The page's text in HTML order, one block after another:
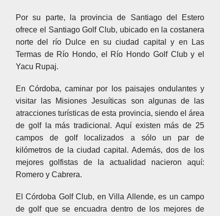
Por su parte, la provincia de Santiago del Estero
ofrece el Santiago Golf Club, ubicado en la costanera
norte del río Dulce en su ciudad capital y en Las
Termas de Río Hondo, el Río Hondo Golf Club y el
Yacu Rupaj.
En Córdoba, caminar por los paisajes ondulantes y
visitar las Misiones Jesuíticas son algunas de las
atracciones turísticas de esta provincia, siendo el área
de golf la más tradicional. Aquí existen más de 25
campos de golf localizados a sólo un par de
kilómetros de la ciudad capital. Además, dos de los
mejores golfistas de la actualidad nacieron aquí:
Romero y Cabrera.
El Córdoba Golf Club, en Villa Allende, es un campo
de golf que se encuadra dentro de los mejores de